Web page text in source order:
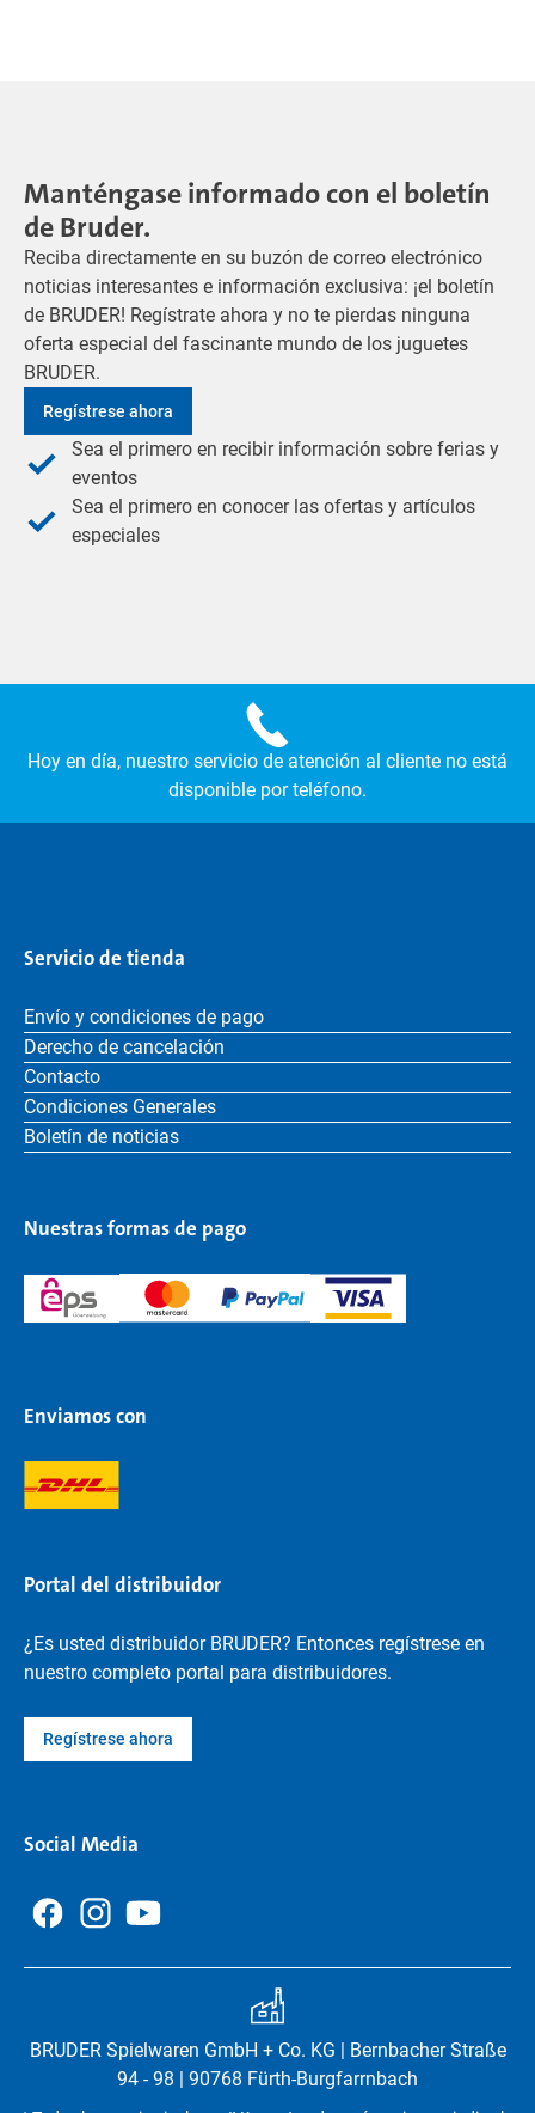
Manténgase informado con el boletín
de Bruder.
Reciba directamente en su buzón de correo electrónico
noticias interesantes e información exclusiva: ¡el boletín
de BRUDER! Regístrate ahora y no te pierdas ninguna
oferta especial del fascinante mundo de los juguetes
BRUDER.
Regístrese ahora
Sea el primero en recibir información sobre ferias y
eventos
Sea el primero en conocer las ofertas y artículos
especiales
Hoy en día, nuestro servicio de atención al cliente no está
disponible por teléfono.
Servicio de tienda
Envío y condiciones de pago
Derecho de cancelación
Contacto
Condiciones Generales
Boletín de noticias
Nuestras formas de pago
Enviamos con
Portal del distribuidor
¿Es usted distribuidor BRUDER? Entonces regístrese en
nuestro completo portal para distribuidores.
Regístrese ahora
Social Media
BRUDER Spielwaren GmbH + Co. KG | Bernbacher Straße
94 - 98 | 90768 Fürth-Burgfarrnbach